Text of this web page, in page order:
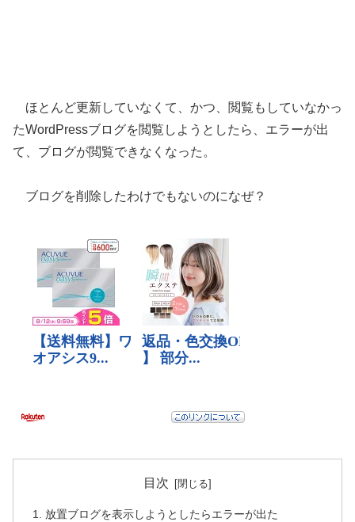
ほとんど更新していなくて、かつ、閲覧もしていなかっ
たWordPressブログを閲覧しようとしたら、エラーが出
て、ブログが閲覧できなくなった。
ブログを削除したわけでもないのになぜ？
目次
放置ブログを表示しようとしたらエラーが出た